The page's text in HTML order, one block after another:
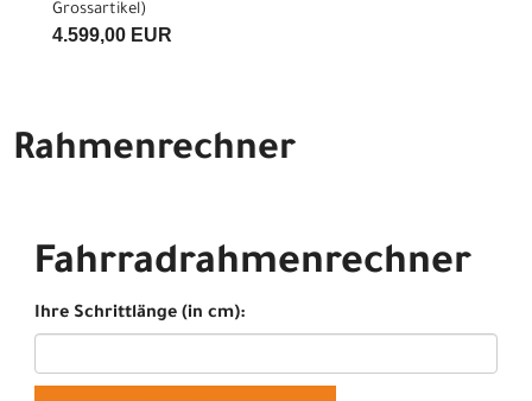
Grossartikel)
4.599,00 EUR
Rahmenrechner
Fahrradrahmenrechner
Ihre Schrittlänge (in cm):